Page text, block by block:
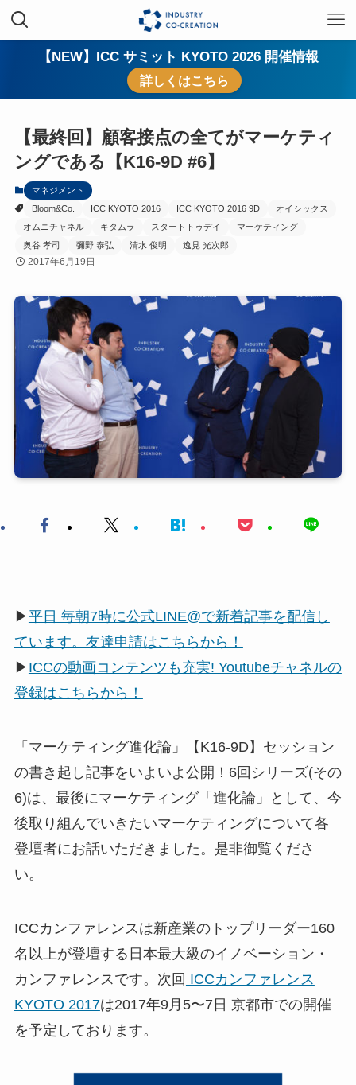
【NEW】ICC サミット KYOTO 2026 開催情報
詳しくはこちら
【最終回】顧客接点の全てがマーケティ
ングである【K16-9D #6】
マネジメント
Bloom&Co.
ICC KYOTO 2016 ICC KYOTO 2016 9D
オイシックス
オムニチャネル
キタムラ スタートトゥデイ
マーケティング
奥谷 孝司
彌野 泰弘 清水 俊明 逸見 光次郎
2017年6月19日
▶平日 毎朝7時に公式LINE@で新着記事を配信し
ています。友達申請はこちらから！
▶ ICCの動画コンテンツも充実! Youtubeチャネルの
登録はこちらから！
「マーケティング進化論」【K16-9D】セッション
の書き起し記事をいよいよ公開！6回シリーズ(その
6)は、最後にマーケティング「進化論」として、今
後取り組んでいきたいマーケティングについて各
登壇者にお話いただきました。是非御覧くださ
い。
ICCカンファレンスは新産業のトップリーダー160
名以上が登壇する日本最大級のイノベーション・
カンファレンスです。次回 ICCカンファレンス
KYOTO 2017は2017年9月5〜7日 京都市での開催
を予定しております。